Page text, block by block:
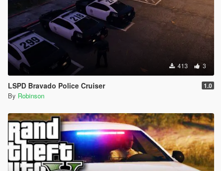
413 3
LSPD Bravado Police Cruiser 1.0
By Robinson